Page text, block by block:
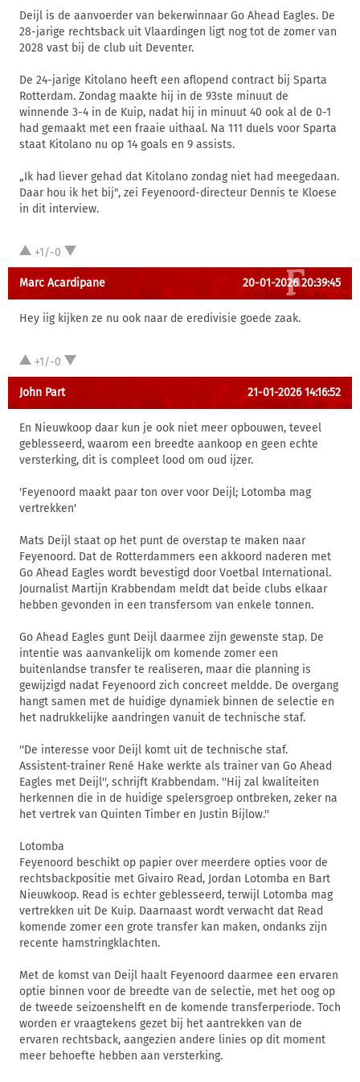
Deijl is de aanvoerder van bekerwinnaar Go Ahead Eagles. De
28-jarige rechtsback uit Vlaardingen ligt nog tot de zomer van
2028 vast bij de club uit Deventer.
De 24-jarige Kitolano heeft een aflopend contract bij Sparta
Rotterdam. Zondag maakte hij in de 93ste minuut de
winnende 3-4 in de Kuip, nadat hij in minuut 40 ook al de 0-1
had gemaakt met een fraaie uithaal. Na 111 duels voor Sparta
staat Kitolano nu op 14 goals en 9 assists.
„Ik had liever gehad dat Kitolano zondag niet had meegedaan.
Daar hou ik het bij", zei Feyenoord-directeur Dennis te Kloese
in dit interview.
+1/-0
Marc Acardipane 20-01-2026 20:39:45
Hey iig kijken ze nu ook naar de eredivisie goede zaak.
+1/-0
John Part 21-01-2026 14:16:52
En Nieuwkoop daar kun je ook niet meer opbouwen, teveel
geblesseerd, waarom een breedte aankoop en geen echte
versterking, dit is compleet lood om oud ijzer.
'Feyenoord maakt paar ton over voor Deijl; Lotomba mag
vertrekken'
Mats Deijl staat op het punt de overstap te maken naar
Feyenoord. Dat de Rotterdammers een akkoord naderen met
Go Ahead Eagles wordt bevestigd door Voetbal International.
Journalist Martijn Krabbendam meldt dat beide clubs elkaar
hebben gevonden in een transfersom van enkele tonnen.
Go Ahead Eagles gunt Deijl daarmee zijn gewenste stap. De
intentie was aanvankelijk om komende zomer een
buitenlandse transfer te realiseren, maar die planning is
gewijzigd nadat Feyenoord zich concreet meldde. De overgang
hangt samen met de huidige dynamiek binnen de selectie en
het nadrukkelijke aandringen vanuit de technische staf.
''De interesse voor Deijl komt uit de technische staf.
Assistent-trainer René Hake werkte als trainer van Go Ahead
Eagles met Deijl'', schrijft Krabbendam. ''Hij zal kwaliteiten
herkennen die in de huidige spelersgroep ontbreken, zeker na
het vertrek van Quinten Timber en Justin Bijlow.''
Lotomba
Feyenoord beschikt op papier over meerdere opties voor de
rechtsbackpositie met Givairo Read, Jordan Lotomba en Bart
Nieuwkoop. Read is echter geblesseerd, terwijl Lotomba mag
vertrekken uit De Kuip. Daarnaast wordt verwacht dat Read
komende zomer een grote transfer kan maken, ondanks zijn
recente hamstringklachten.
Met de komst van Deijl haalt Feyenoord daarmee een ervaren
optie binnen voor de breedte van de selectie, met het oog op
de tweede seizoenshelft en de komende transferperiode. Toch
worden er vraagtekens gezet bij het aantrekken van de
ervaren rechtsback, aangezien andere linies op dit moment
meer behoefte hebben aan versterking.